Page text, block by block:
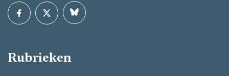
Rubrieken